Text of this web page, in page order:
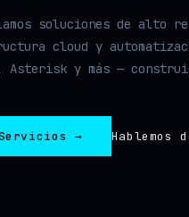
soluciones de alto
cloud y
Asterisk y más —
→ Hablemos